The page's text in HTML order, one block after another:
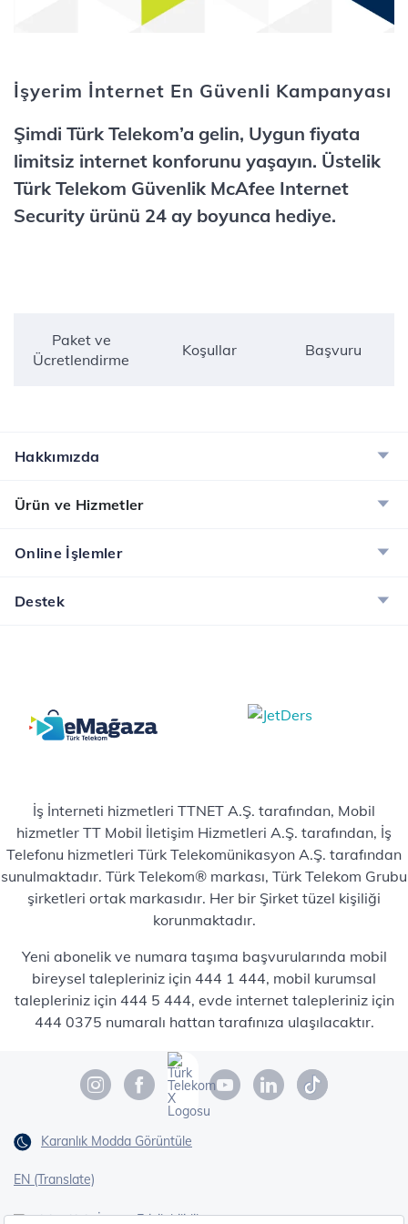
İşyerim İnternet En Güvenli Kampanyası
Şimdi Türk Telekom’a gelin, Uygun fiyata
limitsiz internet konforunu yaşayın. Üstelik
Türk Telekom Güvenlik McAfee Internet
Security ürünü 24 ay boyunca hediye.
Paket ve
Ücretlendirme
Koşullar Başvuru
Hakkımızda
Ürün ve Hizmetler
Online İşlemler
Destek
İş İnterneti hizmetleri TTNET A.Ş. tarafından, Mobil
hizmetler TT Mobil İletişim Hizmetleri A.Ş. tarafından, İş
Telefonu hizmetleri Türk Telekomünikasyon A.Ş. tarafından
sunulmaktadır. Türk Telekom® markası, Türk Telekom Grubu
şirketleri ortak markasıdır. Her bir Şirket tüzel kişiliği
korunmaktadır.
Yeni abonelik ve numara taşıma başvurularında mobil
bireysel talepleriniz için 444 1 444, mobil kurumsal
talepleriniz için 444 5 444, evde internet talepleriniz için
444 0375 numaralı hattan tarafınıza ulaşılacaktır.
Karanlık Modda Görüntüle
EN (Translate)
Erişilebilirlik